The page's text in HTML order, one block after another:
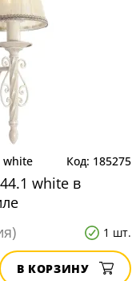
white 185275
white в
1 шт.
В КОРЗИНУ